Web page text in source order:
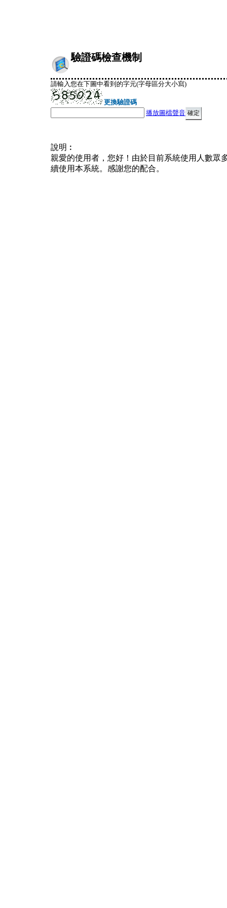
驗證碼檢查機制
請輸入您在下圖中看到的字元(字母區分大小寫)
更換驗證碼
播放圖檔聲音
說明︰
親愛的使用者，您好！由於目前系統使用人數眾
續使用本系統。感謝您的配合。